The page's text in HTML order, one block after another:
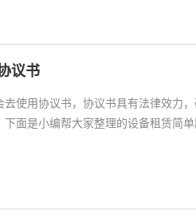
议书
使用协议书，协议书具有法律效力
面是小编帮大家整理的设备租赁简